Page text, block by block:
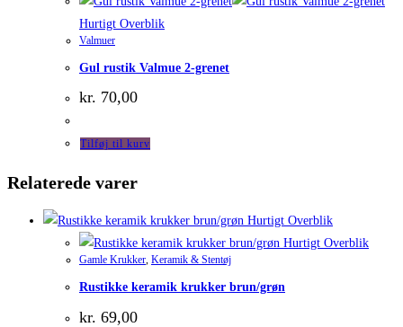
Hurtigt Overblik
Valmuer
Gul rustik Valmue 2-grenet
kr. 70,00
Tilføj til kurv
Relaterede varer
Hurtigt Overblik
Hurtigt Overblik
Gamle Krukker, Keramik & Stentøj
Rustikke keramik krukker brun/grøn
kr. 69,00